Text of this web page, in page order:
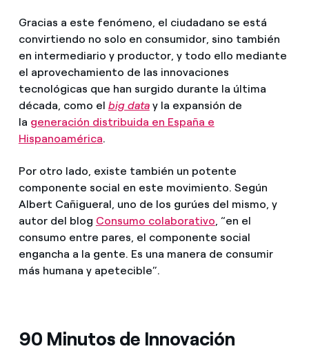
Gracias a este fenómeno, el ciudadano se está
convirtiendo no solo en consumidor, sino también
en intermediario y productor, y todo ello mediante
el aprovechamiento de las innovaciones
tecnológicas que han surgido durante la última
década, como el big datay la expansión de
la generación distribuida en España e
Hispanoamérica.
Por otro lado, existe también un potente
componente social en este movimiento. Según
Albert Cañigueral, uno de los gurúes del mismo, y
autor del blog Consumo colaborativo, “en el
consumo entre pares, el componente social
engancha a la gente. Es una manera de consumir
más humana y apetecible”.
90 Minutos de Innovación